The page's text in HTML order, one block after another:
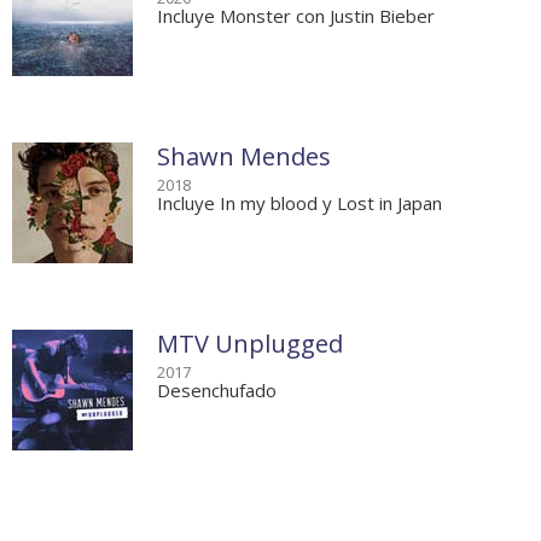
Incluye Monster con Justin Bieber
Shawn Mendes
2018
Incluye In my blood y Lost in Japan
MTV Unplugged
2017
Desenchufado